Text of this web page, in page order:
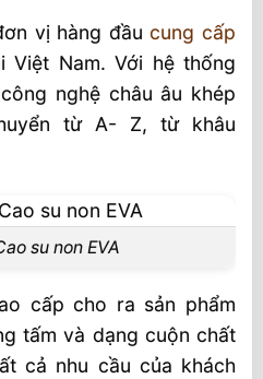
vị hàng đầucung cấp
Việt Nam. Với hệ thống
nghệ châu âu khép
từ A- Z, từ khâu
su non EVA
cấp cho ra sản phẩm
tấm và dạng cuộn chất
cả nhu cầu của khách